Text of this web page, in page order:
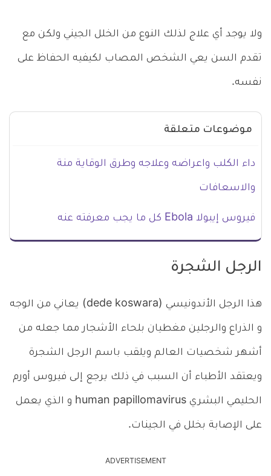
ولا يوجد أي علاج لذلك النوع من الخلل الجيني ولكن مع
تقدم السن يعي الشخص المصاب لكيفيه الحفاظ على
نفسه.
موضوعات متعلقة
داء الكلب واعراضه وعلاجه وطرق الوقاية منة
والاسعافات
فيروس إيبولا Ebola كل ما يجب معرفته عنه
الرجل الشجرة
هذا الرجل الأندونيسي (dede koswara) يعاني من الوجه
و الذراع والرجلين مغطيان بلحاء الأشجار مما جعله من
أشهر شخصيات العالم ويلقب باسم الرجل الشجرة
ويعتقد الأطباء أن السبب في ذلك يرجع إلى فيروس أورم
الحليمي البشري human papillomavirus و الذي يعمل
على الإصابة بخلل في الجينات.
ADVERTISEMENT